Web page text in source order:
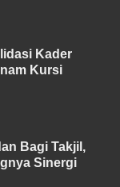
Kader
Kursi
Bagi Takjil,
Sinergi